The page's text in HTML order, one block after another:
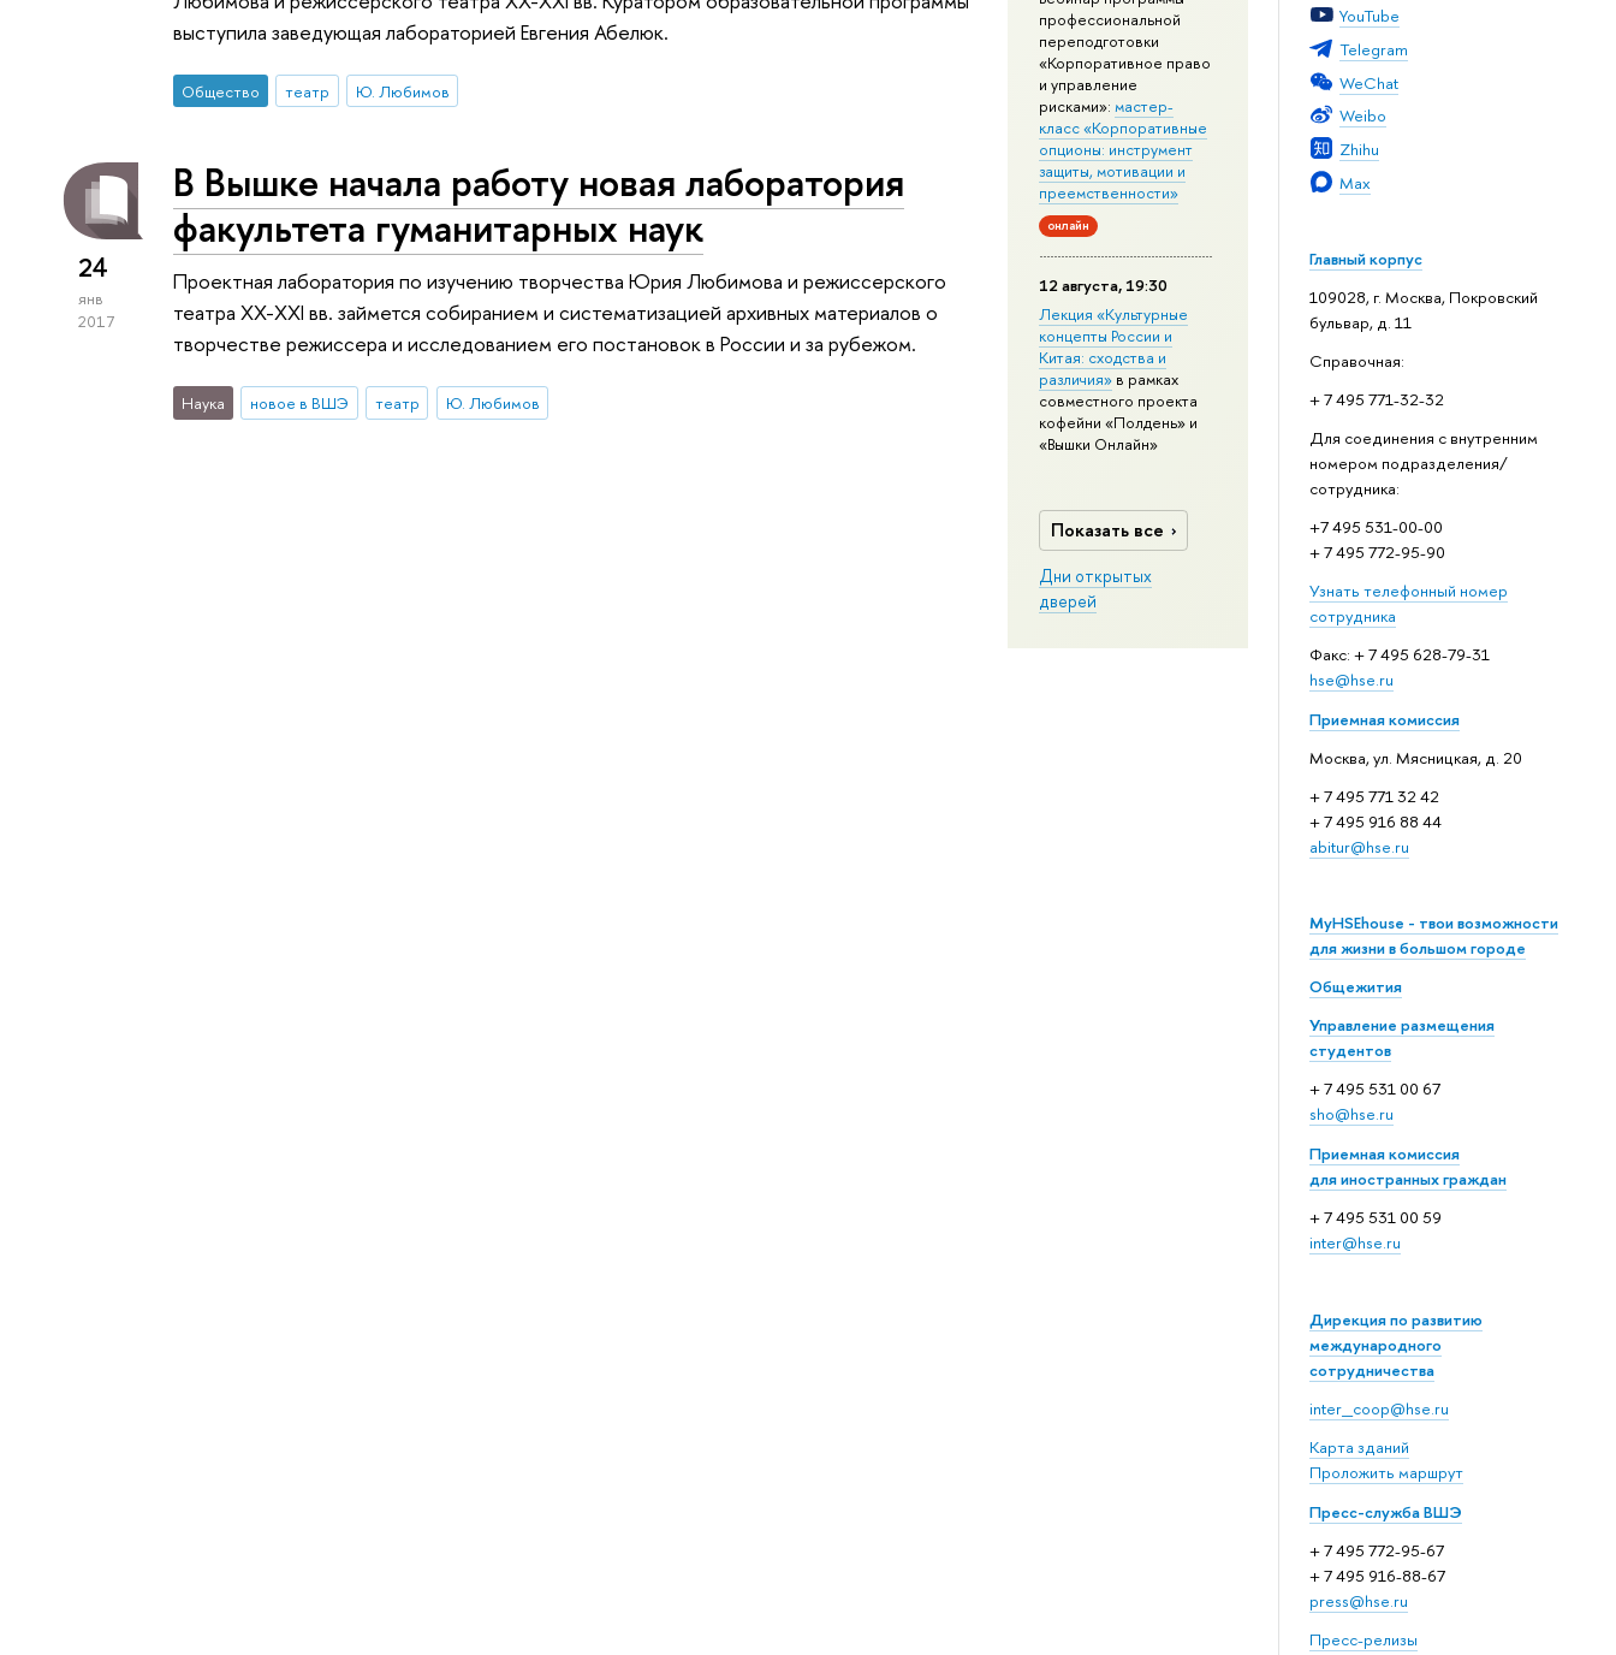
YouTube
Telegram
WeChat
Weibo
Zhihu
Max
Главный корпус
109028, г. Москва, Покровский
бульвар, д. 11
Справочная:
+ 7 495 771-32-32
Для соединения с внутренним
номером подразделения/
сотрудника:
+7 495 531-00-00
+ 7 495 772-95-90
Узнать телефонный номер
сотрудника
Факс: + 7 495 628-79-31
hse@hse.ru
Приемная комиссия
Москва, ул. Мясницкая, д. 20
+ 7 495 771 32 42
+ 7 495 916 88 44
abitur@hse.ru
MyHSEhouse - твои возможности
для жизни в большом городе
Общежития
Управление размещения
студентов
+ 7 495 531 00 67
sho@hse.ru
Приемная комиссия
для иностранных граждан
+ 7 495 531 00 59
inter@hse.ru
Дирекция по развитию
международного
сотрудничества
inter_coop@hse.ru
Карта зданий
Проложить маршрут
Пресс-служба ВШЭ
+ 7 495 772-95-67
+ 7 495 916-88-67
press@hse.ru
Пресс-релизы
профессиональной
переподготовки
«Корпоративное право
и управление
рисками»: мастер-
класс «Корпоративные
опционы: инструмент
защиты, мотивации и
преемственности»
онлайн
12 августа, 19:30
Лекция «Культурные
концепты России и
Китая: сходства и
различия»в рамках
совместного проекта
кофейни «Полдень» и
«Вышки Онлайн»
Показать все
Дни открытых
дверей
выступила заведующая лабораторией Евгения Абелюк.
Общество театр Ю. Любимов
24
янв
2017
В Вышке начала работу новая лаборатория
факультета гуманитарных наук
Проектная лаборатория по изучению творчества Юрия Любимова и режиссерского
театра XX-XXI вв. займется собиранием и систематизацией архивных материалов о
творчестве режиссера и исследованием его постановок в России и за рубежом.
Наука новое в ВШЭ театр Ю. Любимов